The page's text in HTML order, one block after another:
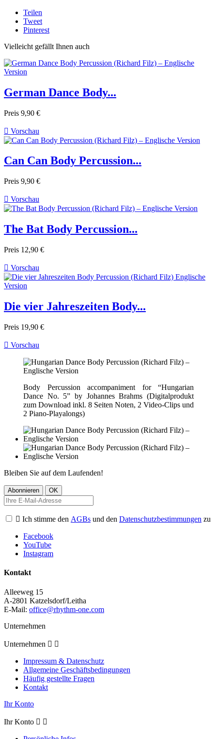
Teilen
Tweet
Pinterest
Vielleicht gefällt Ihnen auch
German Dance Body...
Preis 9,90 €
 Vorschau
Can Can Body Percussion...
Preis 9,90 €
 Vorschau
The Bat Body Percussion...
Preis 12,90 €
 Vorschau
Die vier Jahreszeiten Body...
Preis 19,90 €
 Vorschau
Body Percussion accompaniment for “Hungarian
Dance No. 5” by Johannes Brahms (Digitalprodukt
zum Download inkl. 8 Seiten Noten, 2 Video-Clips und
2 Piano-Playalongs)
Bleiben Sie auf dem Laufenden!
 Ich stimme den AGBs und den Datenschutzbestimmungen zu
Facebook
YouTube
Instagram
Kontakt
Alleeweg 15
A-2801 Katzelsdorf/Leitha
E-Mail: office@rhythm-one.com
Unternehmen
Unternehmen  
Impressum & Datenschutz
Allgemeine Geschäftsbedingungen
Häufig gestellte Fragen
Kontakt
Ihr Konto
Ihr Konto  